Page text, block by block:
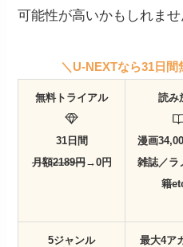
可能性が高いかもしれませ
＼U-NEXTなら31日
無料トライアル
31日間
月額2189円→0円
読み
漫画
雑誌／ラ
籍
5ジャンル
最大4ア